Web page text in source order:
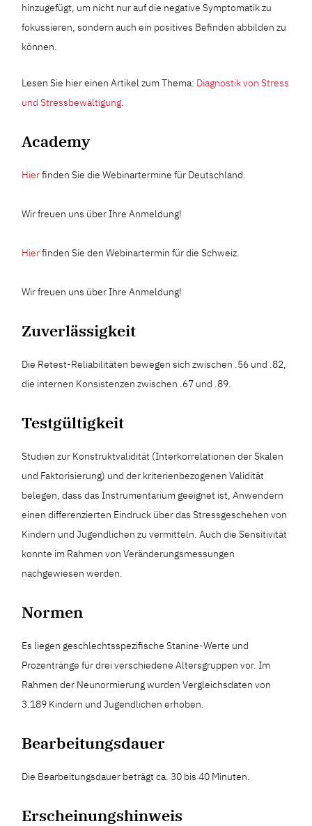
hinzugefügt, um nicht nur auf die negative Symptomatik zu
fokussieren, sondern auch ein positives Befinden abbilden zu
können.
Lesen Sie hier einen Artikel zum Thema: Diagnostik von Stress
und Stressbewältigung.
Academy
Hierfinden Sie die Webinartermine für Deutschland.
Wir freuen uns über Ihre Anmeldung!
Hierfinden Sie den Webinartermin für die Schweiz.
Wir freuen uns über Ihre Anmeldung!
Zuverlässigkeit
Die Retest-Reliabilitäten bewegen sich zwischen .56 und .82,
die internen Konsistenzen zwischen .67 und .89.
Testgültigkeit
Studien zur Konstruktvalidität (Interkorrelationen der Skalen
und Faktorisierung) und der kriterienbezogenen Validität
belegen, dass das Instrumentarium geeignet ist, Anwendern
einen differenzierten Eindruck über das Stressgeschehen von
Kindern und Jugendlichen zu vermitteln. Auch die Sensitivität
konnte im Rahmen von Veränderungsmessungen
nachgewiesen werden.
Normen
Es liegen geschlechtsspezifische Stanine-Werte und
Prozentränge für drei verschiedene Altersgruppen vor. Im
Rahmen der Neunormierung wurden Vergleichsdaten von
3.189 Kindern und Jugendlichen erhoben.
Bearbeitungsdauer
Die Bearbeitungsdauer beträgt ca. 30 bis 40 Minuten.
Erscheinungshinweis